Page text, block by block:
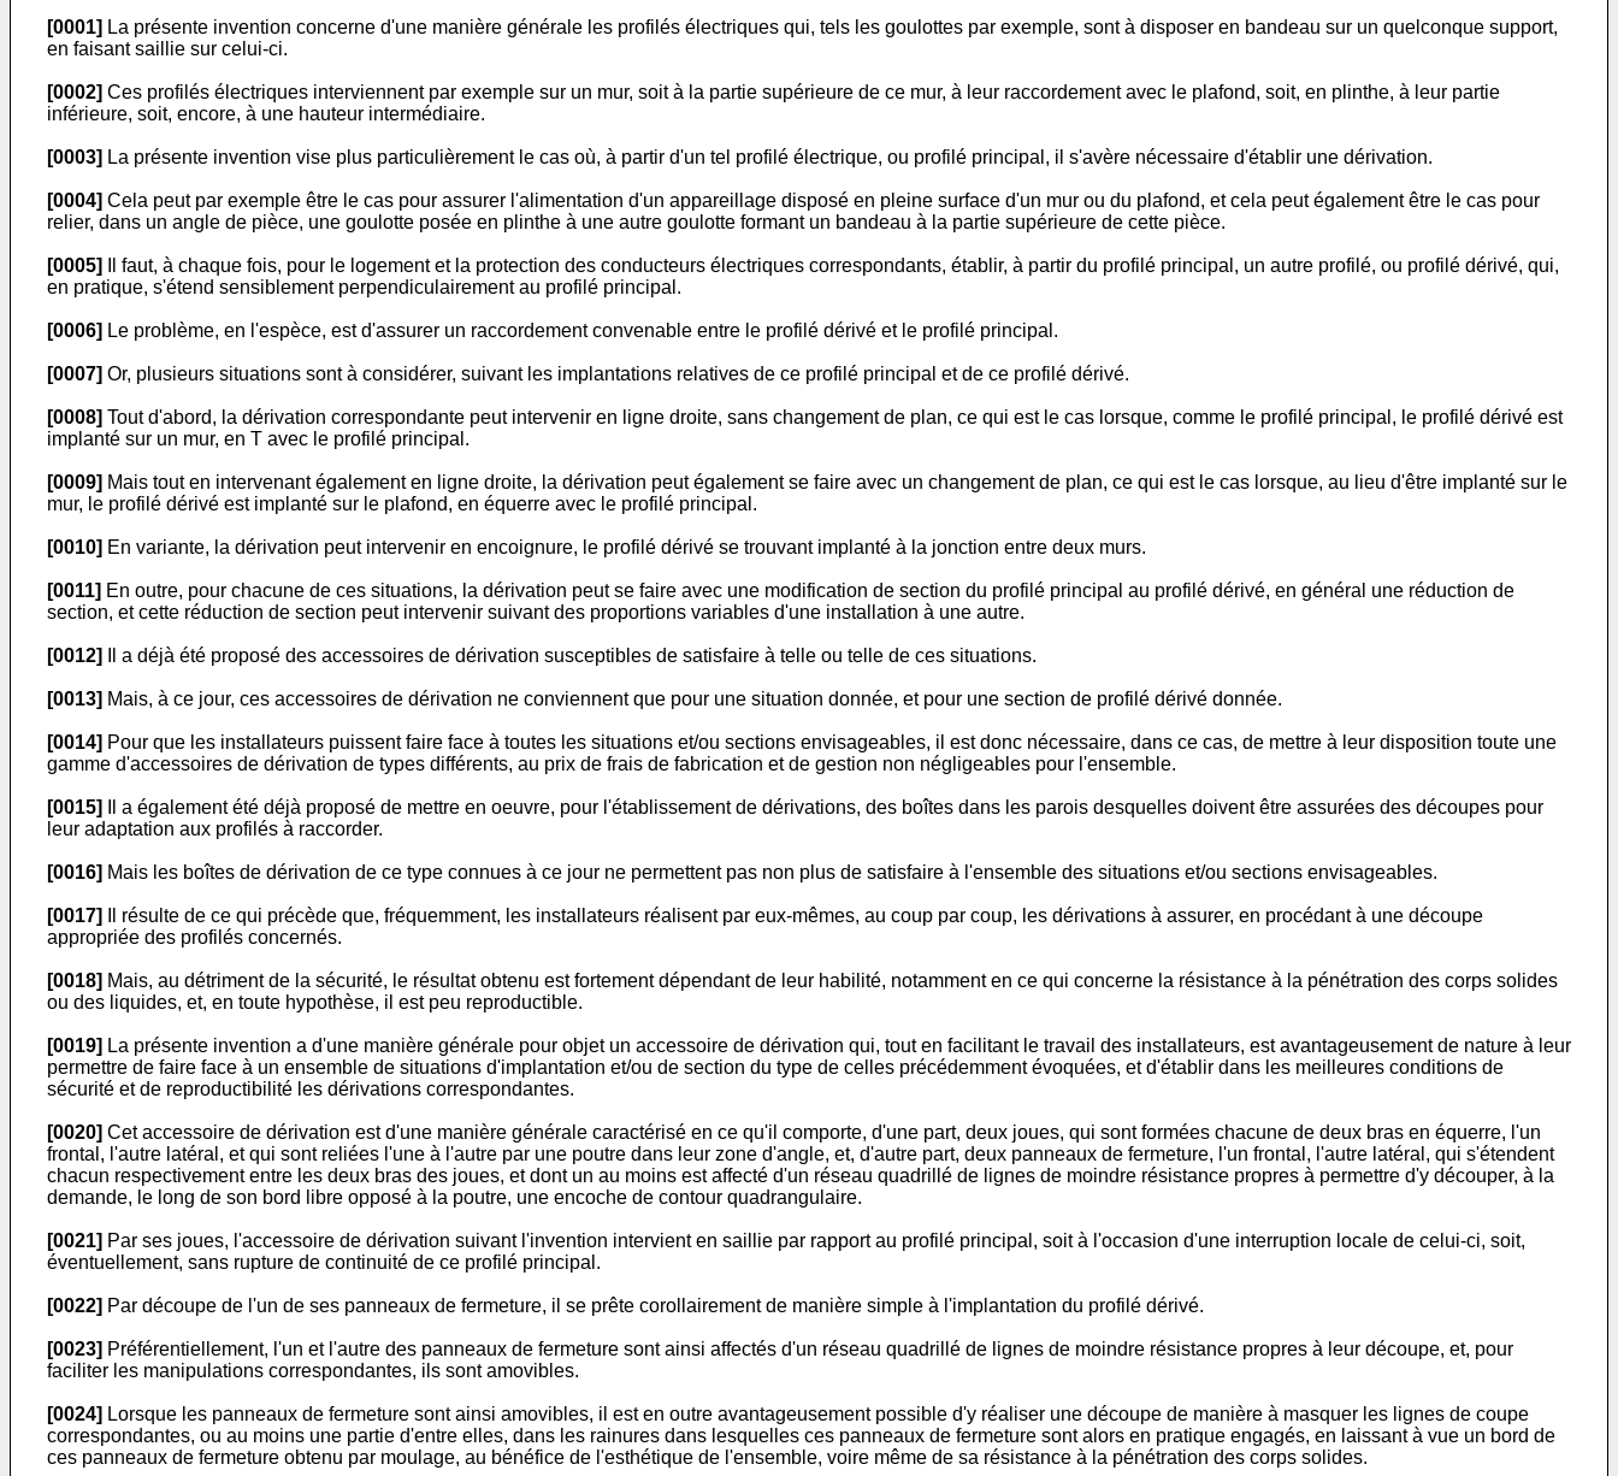
[0001] La présente invention concerne d'une manière générale les profilés électriques qui, tels les goulottes par exemple, sont à disposer en bandeau sur un quelconque support,
en faisant saillie sur celui-ci.
[0002] Ces profilés électriques interviennent par exemple sur un mur, soit à la partie supérieure de ce mur, à leur raccordement avec le plafond, soit, en plinthe, à leur partie
inférieure, soit, encore, à une hauteur intermédiaire.
[0003] La présente invention vise plus particulièrement le cas où, à partir d'un tel profilé électrique, ou profilé principal, il s'avère nécessaire d'établir une dérivation.
[0004] Cela peut par exemple être le cas pour assurer l'alimentation d'un appareillage disposé en pleine surface d'un mur ou du plafond, et cela peut également être le cas pour
relier, dans un angle de pièce, une goulotte posée en plinthe à une autre goulotte formant un bandeau à la partie supérieure de cette pièce.
[0005]
Il faut, à chaque fois, pour le logement et la protection des conducteurs électriques correspondants, établir, à partir du profilé principal, un autre profilé, ou profilé dérivé, qui,
en pratique, s'étend sensiblement perpendiculairement au profilé principal.
[0006] Le problème, en l'espèce, est d'assurer un raccordement convenable entre le profilé dérivé et le profilé principal.
[0007] Or, plusieurs situations sont à considérer, suivant les implantations relatives de ce profilé principal et de ce profilé dérivé.
[0008] Tout d'abord, la dérivation correspondante peut intervenir en ligne droite, sans changement de plan, ce qui est le cas lorsque, comme le profilé principal, le profilé dérivé est
implanté sur un mur, en T avec le profilé principal.
[0009] Mais tout en intervenant également en ligne droite, la dérivation peut également se faire avec un changement de plan, ce qui est le cas lorsque, au lieu d'être implanté sur le
mur, le profilé dérivé est implanté sur le plafond, en équerre avec le profilé principal.
[0010] En variante, la dérivation peut intervenir en encoignure, le profilé dérivé se trouvant implanté à la jonction entre deux murs.
[0011] En outre, pour chacune de ces situations, la dérivation peut se faire avec une modification de section du profilé principal au profilé dérivé, en général une réduction de
section, et cette réduction de section peut intervenir suivant des proportions variables d'une installation à une autre.
[0012] Il a déjà été proposé des accessoires de dérivation susceptibles de satisfaire à telle ou telle de ces situations.
[0013] Mais, à ce jour, ces accessoires de dérivation ne conviennent que pour une situation donnée, et pour une section de profilé dérivé donnée.
[0014] Pour que les installateurs puissent faire face à toutes les situations et/ou sections envisageables, il est donc nécessaire, dans ce cas, de mettre à leur disposition toute une
gamme d'accessoires de dérivation de types différents, au prix de frais de fabrication et de gestion non négligeables pour l'ensemble.
[0015]
Il a également été déjà proposé de mettre en oeuvre, pour l'établissement de dérivations, des boîtes dans les parois desquelles doivent être assurées des découpes pour
leur adaptation aux profilés à raccorder.
[0016] Mais les boîtes de dérivation de ce type connues à ce jour ne permettent pas non plus de satisfaire à l'ensemble des situations et/ou sections envisageables.
[0017]
Il résulte de ce qui précède que, fréquemment, les installateurs réalisent par eux-mêmes, au coup par coup, les dérivations à assurer, en procédant à une découpe
appropriée des profilés concernés.
[0018] Mais, au détriment de la sécurité, le résultat obtenu est fortement dépendant de leur habilité, notamment en ce qui concerne la résistance à la pénétration des corps solides
ou des liquides, et, en toute hypothèse, il est peu reproductible.
[0019] La présente invention a d'une manière générale pour objet un accessoire de dérivation qui, tout en facilitant le travail des installateurs, est avantageusement de nature à leur
permettre de faire face à un ensemble de situations d'implantation et/ou de section du type de celles précédemment évoquées, et d'établir dans les meilleures conditions de
sécurité et de reproductibilité les dérivations correspondantes.
[0020] Cet accessoire de dérivation est d'une manière générale caractérisé en ce qu'il comporte, d'une part, deux joues, qui sont formées chacune de deux bras en équerre, l'un
frontal, l'autre latéral, et qui sont reliées l'une à l'autre par une poutre dans leur zone d'angle, et, d'autre part, deux panneaux de fermeture, l'un frontal, l'autre latéral, qui s'étendent
chacun respectivement entre les deux bras des joues, et dont un au moins est affecté d'un réseau quadrillé de lignes de moindre résistance propres à permettre d'y découper, à la
demande, le long de son bord libre opposé à la poutre, une encoche de contour quadrangulaire.
[0021] Par ses joues, l'accessoire de dérivation suivant l'invention intervient en saillie par rapport au profilé principal, soit à l'occasion d'une interruption locale de celui-ci, soit,
éventuellement, sans rupture de continuité de ce profilé principal.
[0022] Par découpe de l'un de ses panneaux de fermeture, il se prête corollairement de manière simple à l'implantation du profilé dérivé.
[0023] Préférentiellement, l'un et l'autre des panneaux de fermeture sont ainsi affectés d'un réseau quadrillé de lignes de moindre résistance propres à leur découpe, et, pour
faciliter les manipulations correspondantes, ils sont amovibles.
[0024] Lorsque les panneaux de fermeture sont ainsi amovibles, il est en outre avantageusement possible d'y réaliser une découpe de manière à masquer les lignes de coupe
correspondantes, ou au moins une partie d'entre elles, dans les rainures dans lesquelles ces panneaux de fermeture sont alors en pratique engagés, en laissant à vue un bord de
ces panneaux de fermeture obtenu par moulage, au bénéfice de l'esthétique de l'ensemble, voire même de sa résistance à la pénétration des corps solides.